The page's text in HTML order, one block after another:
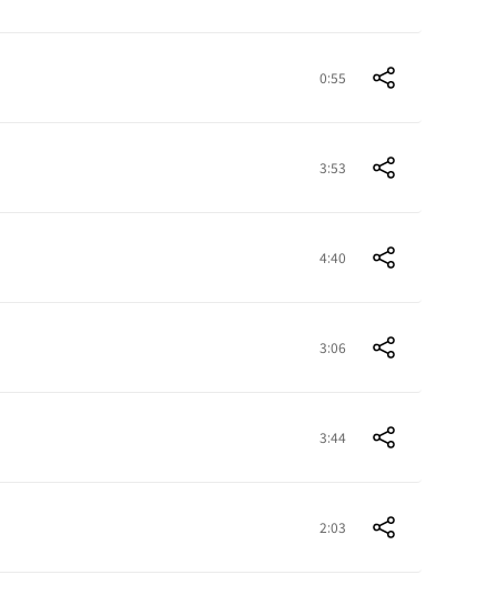
0:55
3:53
4:40
3:06
3:44
2:03